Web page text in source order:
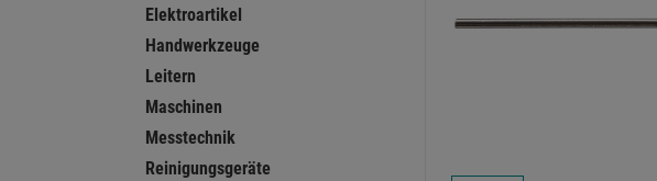
Elektroartikel
Handwerkzeuge
Leitern
Maschinen
Messtechnik
Reinigungsgeräte